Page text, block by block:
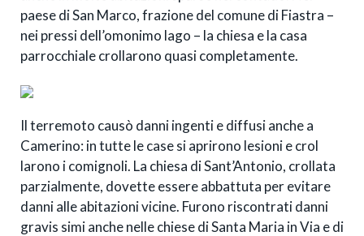
paese di San Marco, frazione del comune di Fiastra –
nei pressi dell’omonimo lago – la chiesa e la casa
parrocchiale crollarono quasi completamente.
Il terremoto causò danni ingenti e diffusi anche a
Camerino: in tutte le case si aprirono lesioni e crol
larono i comignoli. La chiesa di Sant’Antonio, crollata
parzialmente, dovette essere abbattuta per evitare
danni alle abitazioni vicine. Furono riscontrati danni
gravis simi anche nelle chiese di Santa Maria in Via e di